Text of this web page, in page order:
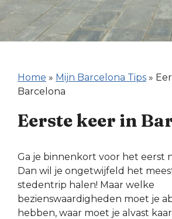
Home » Mijn Barcelona Tips »
Barcelona
Eerste keer in
Ga je binnenkort voor het eerst
Dan wil je ongetwijfeld het
stedentrip halen! Maar welke
bezienswaardigheden moet je
hebben, waar moet je alvast